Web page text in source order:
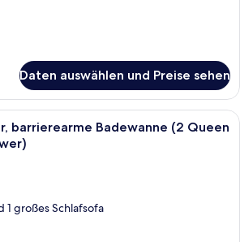
Daten auswählen und Preise sehen
Ein Hotelzimmer mit zwei Betten,
barrierearme Badewanne (2 Queen
großes Schlafsofa